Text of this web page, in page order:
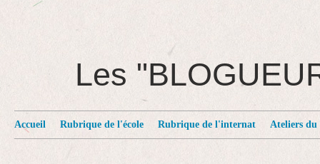
Les
Accueil Rubrique de l'école Rubrique de l'internat Ateliers du